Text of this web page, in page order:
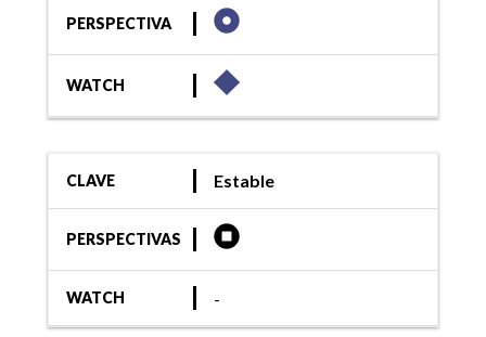
PERSPECTIVA
WATCH
CLAVE Estable
PERSPECTIVAS
WATCH -